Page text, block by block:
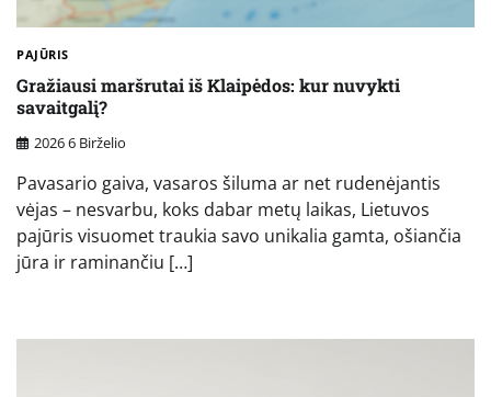
PAJŪRIS
Gražiausi maršrutai iš Klaipėdos: kur nuvykti
savaitgalį?
2026 6 Birželio
Pavasario gaiva, vasaros šiluma ar net rudenėjantis
vėjas – nesvarbu, koks dabar metų laikas, Lietuvos
pajūris visuomet traukia savo unikalia gamta, ošiančia
jūra ir raminančiu […]